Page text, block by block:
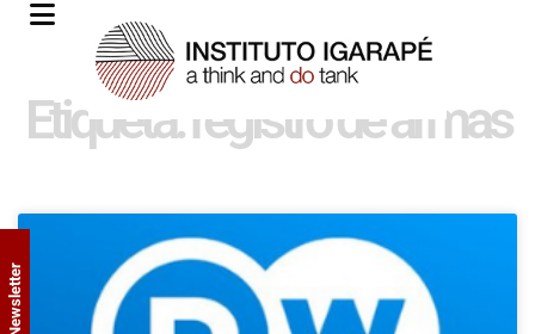
Etiqueta: registro de armas
Newsletter